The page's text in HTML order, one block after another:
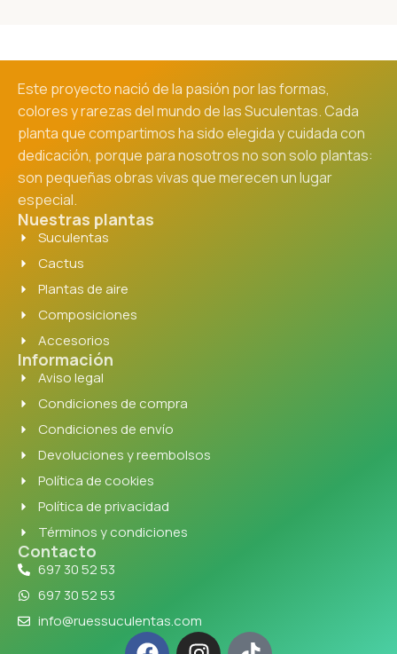
Este proyecto nació de la pasión por las formas,
colores y rarezas del mundo de las Suculentas. Cada
planta que compartimos ha sido elegida y cuidada con
dedicación, porque para nosotros no son solo plantas:
son pequeñas obras vivas que merecen un lugar
especial.
Nuestras plantas
Suculentas
Cactus
Plantas de aire
Composiciones
Accesorios
Información
Aviso legal
Condiciones de compra
Condiciones de envío
Devoluciones y reembolsos
Política de cookies
Política de privacidad
Términos y condiciones
Contacto
697 30 52 53
697 30 52 53
info@ruessuculentas.com